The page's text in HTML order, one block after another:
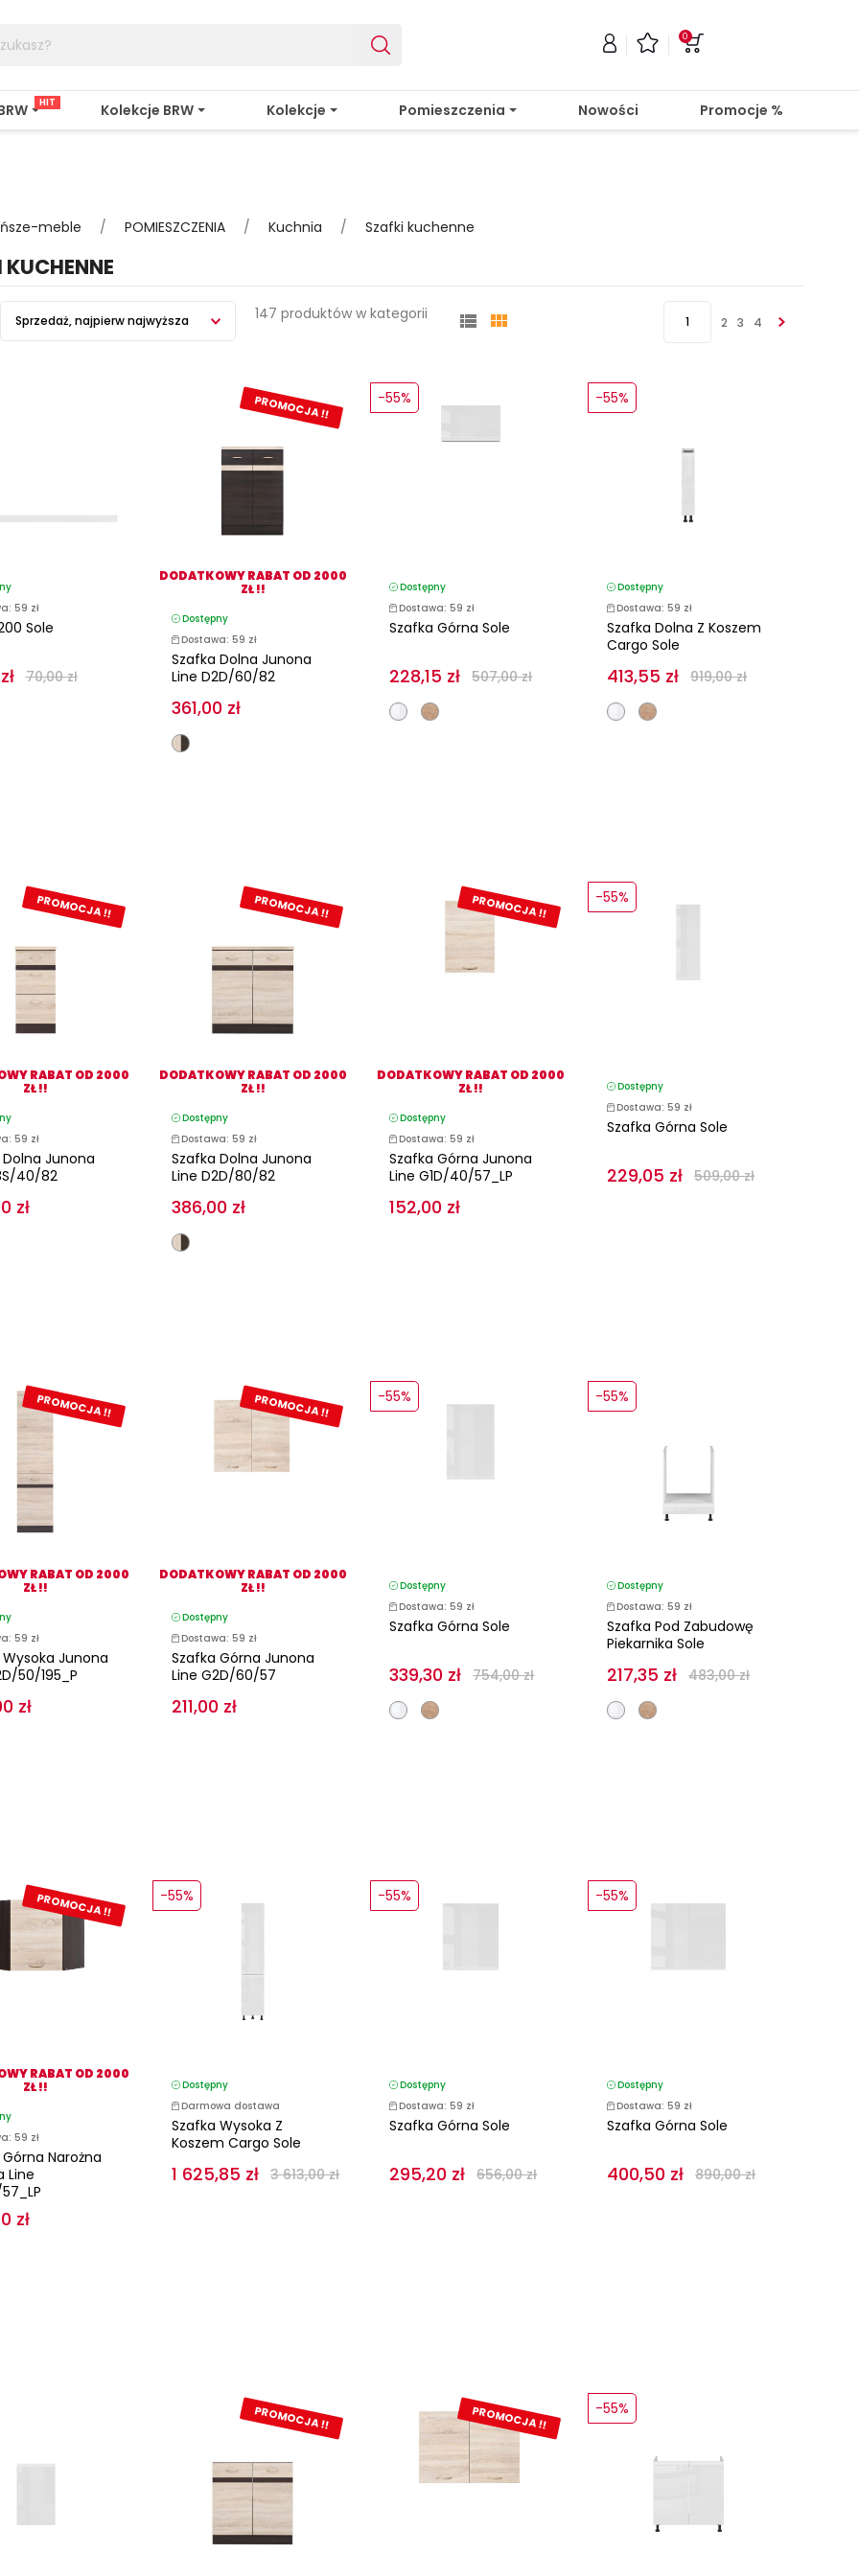
0
HIT Kolekcje BRW Kolekcje Pomieszczenia Nowości Promocje %
meble POMIESZCZENIA Kuchnia Szafki kuchenne
Sprzedaż, najpierw najwyższa 147 produktów w kategorii   1 2 3 4
59 zł
Sole
70,00 zł
PROMOCJA !!
DODATKOWY RABAT OD 2000
ZŁ !!
Dostępny
Dostawa: 59 zł
Szafka Dolna Junona
Line D2D/60/82
361,00 zł
Dostępny
Dostawa: 59 zł
Szafka Górna Sole
228,15 zł 507,00 zł
-55%
Dostępny
Dostawa: 59 zł
Szafka Dolna Z Koszem
Cargo Sole
413,55 zł 919,00 zł
-55%
PROMOCJA !!
RABAT OD 2000
ZŁ !!
59 zł
Junona
40/82
zł
PROMOCJA !!
DODATKOWY RABAT OD 2000
ZŁ !!
Dostępny
Dostawa: 59 zł
Szafka Dolna Junona
Line D2D/80/82
386,00 zł
PROMOCJA !!
DODATKOWY RABAT OD 2000
ZŁ !!
Dostępny
Dostawa: 59 zł
Szafka Górna Junona
Line G1D/40/57_LP
152,00 zł
Dostępny
Dostawa: 59 zł
Szafka Górna Sole
229,05 zł 509,00 zł
-55%
PROMOCJA !!
RABAT OD 2000
ZŁ !!
59 zł
Junona
50/195_P
zł
PROMOCJA !!
DODATKOWY RABAT OD 2000
ZŁ !!
Dostępny
Dostawa: 59 zł
Szafka Górna Junona
Line G2D/60/57
211,00 zł
Dostępny
Dostawa: 59 zł
Szafka Górna Sole
339,30 zł 754,00 zł
-55%
Dostępny
Dostawa: 59 zł
Szafka Pod Zabudowę
Piekarnika Sole
217,35 zł 483,00 zł
-55%
PROMOCJA !!
RABAT OD 2000
ZŁ !!
59 zł
Narożna
Line
zł
Dostępny
Darmowa dostawa
Szafka Wysoka Z
Koszem Cargo Sole
1 625,85 zł 3 613,00 zł
-55%
Dostępny
Dostawa: 59 zł
Szafka Górna Sole
295,20 zł 656,00 zł
-55%
Dostępny
Dostawa: 59 zł
Szafka Górna Sole
400,50 zł 890,00 zł
-55%
PROMOCJA !! PROMOCJA !! -55%